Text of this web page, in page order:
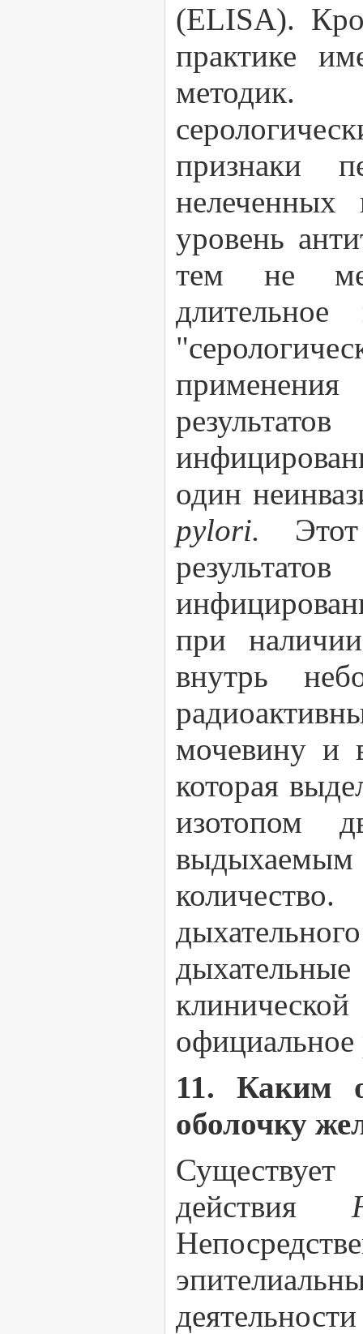
(ELISA).
практике
методик.
признаки
уровень
тем не
применения
один
pylori.
при
внутрь
мочевину и
которая
изотопом
11. Каким
оболочку
действия